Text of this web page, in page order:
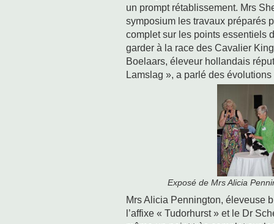
un prompt rétablissement. Mrs
symposium les travaux préparés
complet sur les points essentiels
garder à la race des Cavalier
Boelaars, éleveur hollandais
Lamslag », a parlé des
Exposé de Mrs Alicia
Mrs Alicia Pennington, éleveuse
l’affixe « Tudorhurst » et le Dr